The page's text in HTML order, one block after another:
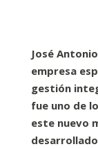
José
empresa
gestión
fue uno de
este nuevo